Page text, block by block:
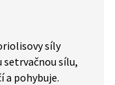
síly
setrvačnou sílu,
a pohybuje.